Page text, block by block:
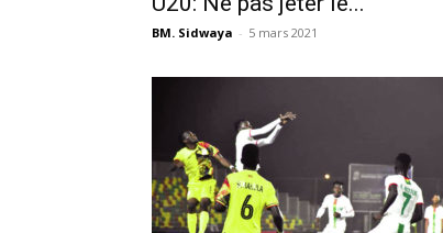
BM. Sidwaya - 5 mars 2021